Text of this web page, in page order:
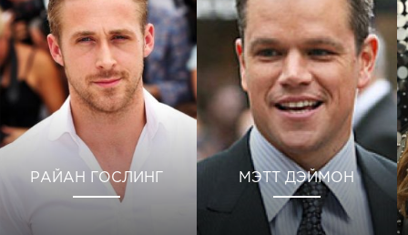
РАЙАН ГОСЛИНГ МЭТТ ДЭЙМОН